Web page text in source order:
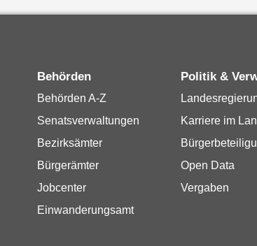
Behörden
Behörden A-Z
Senatsverwaltungen
Bezirksämter
Bürgerämter
Jobcenter
Einwanderungsamt
Politik &
Karriere im
Open Data
Vergaben